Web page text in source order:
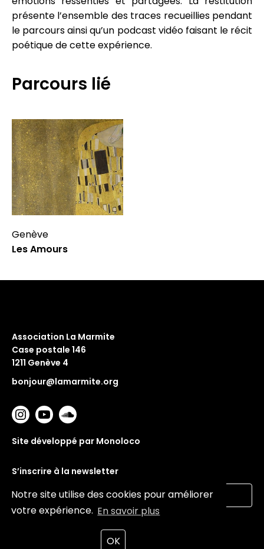
Notre site utilise des cookies pour améliorer
votre expérience. En savoir plus
OK
présente l’ensemble des traces recueillies pendant
le parcours ainsi qu’un podcast vidéo faisant le récit
poétique de cette expérience.
Parcours lié
Genève
Les Amours
Association La Marmite
Case postale 146
1211 Genève 4
bonjour@lamarmite.org
Site développé par Monoloco
S’inscrire à la newsletter
Valider